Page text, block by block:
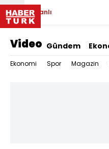
Canlı
Video Gündem
Ekonomi Spor Magazin